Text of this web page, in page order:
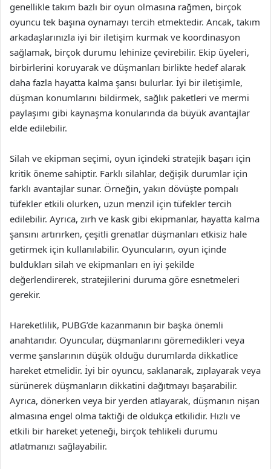
genellikle takım bazlı bir oyun olmasına rağmen, birçok
oyuncu tek başına oynamayı tercih etmektedir. Ancak, takım
arkadaşlarınızla iyi bir iletişim kurmak ve koordinasyon
sağlamak, birçok durumu lehinize çevirebilir. Ekip üyeleri,
birbirlerini koruyarak ve düşmanları birlikte hedef alarak
daha fazla hayatta kalma şansı bulurlar. İyi bir iletişimle,
düşman konumlarını bildirmek, sağlık paketleri ve mermi
paylaşımı gibi kaynaşma konularında da büyük avantajlar
elde edilebilir.
Silah ve ekipman seçimi, oyun içindeki stratejik başarı için
kritik öneme sahiptir. Farklı silahlar, değişik durumlar için
farklı avantajlar sunar. Örneğin, yakın dövüşte pompalı
tüfekler etkili olurken, uzun menzil için tüfekler tercih
edilebilir. Ayrıca, zırh ve kask gibi ekipmanlar, hayatta kalma
şansını artırırken, çeşitli grenatlar düşmanları etkisiz hale
getirmek için kullanılabilir. Oyuncuların, oyun içinde
buldukları silah ve ekipmanları en iyi şekilde
değerlendirerek, stratejilerini duruma göre esnetmeleri
gerekir.
Hareketlilik, PUBG’de kazanmanın bir başka önemli
anahtarıdır. Oyuncular, düşmanlarını göremedikleri veya
verme şanslarının düşük olduğu durumlarda dikkatlice
hareket etmelidir. İyi bir oyuncu, saklanarak, zıplayarak veya
sürünerek düşmanların dikkatini dağıtmayı başarabilir.
Ayrıca, dönerken veya bir yerden atlayarak, düşmanın nişan
almasına engel olma taktiği de oldukça etkilidir. Hızlı ve
etkili bir hareket yeteneği, birçok tehlikeli durumu
atlatmanızı sağlayabilir.